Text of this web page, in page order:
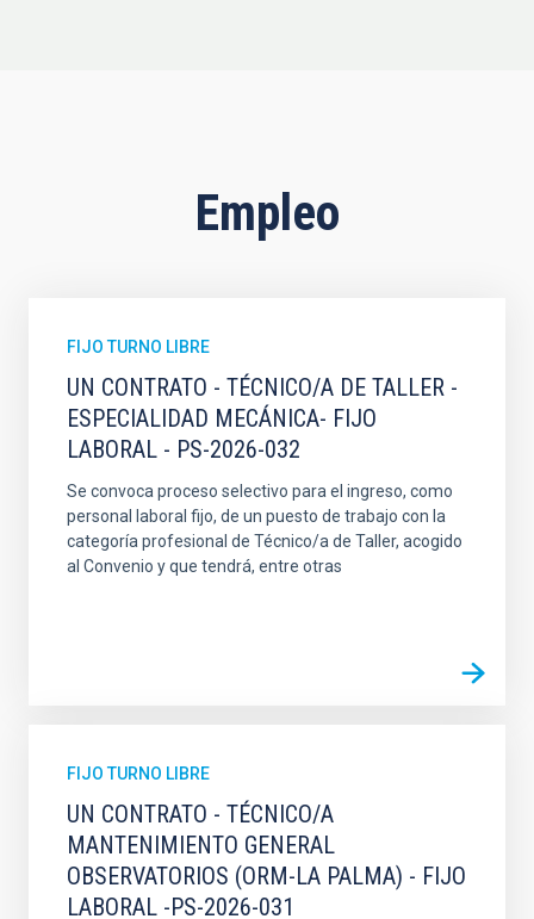
Empleo
FIJO TURNO LIBRE
UN CONTRATO - TÉCNICO/A DE TALLER -
ESPECIALIDAD MECÁNICA- FIJO
LABORAL - PS-2026-032
Se convoca proceso selectivo para el ingreso, como
personal laboral fijo, de un puesto de trabajo con la
categoría profesional de Técnico/a de Taller, acogido
al Convenio y que tendrá, entre otras
FIJO TURNO LIBRE
UN CONTRATO - TÉCNICO/A
MANTENIMIENTO GENERAL
OBSERVATORIOS (ORM-LA PALMA) - FIJO
LABORAL -PS-2026-031